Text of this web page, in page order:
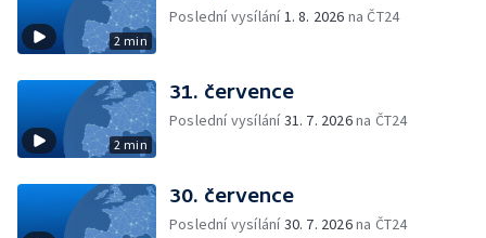
2 min
Poslední vysílání1. 8. 2026 na ČT24
2 min
31. července
Poslední vysílání31. 7. 2026na ČT24
30. července
Poslední vysílání30. 7. 2026na ČT24